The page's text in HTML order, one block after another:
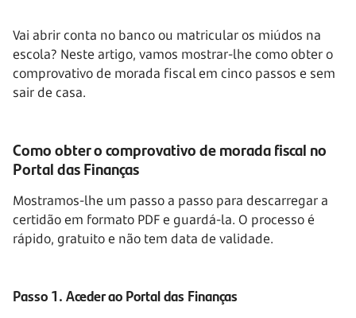
Vai abrir conta no banco ou matricular os miúdos na
escola? Neste artigo, vamos mostrar-lhe como obter o
comprovativo de morada fiscal em cinco passos e sem
sair de casa.
Como obter o comprovativo de morada fiscal no
Portal das Finanças
Mostramos-lhe um passo a passo para descarregar a
certidão em formato PDF e guardá-la. O processo é
rápido, gratuito e não tem data de validade.
Passo 1. Aceder ao Portal das Finanças